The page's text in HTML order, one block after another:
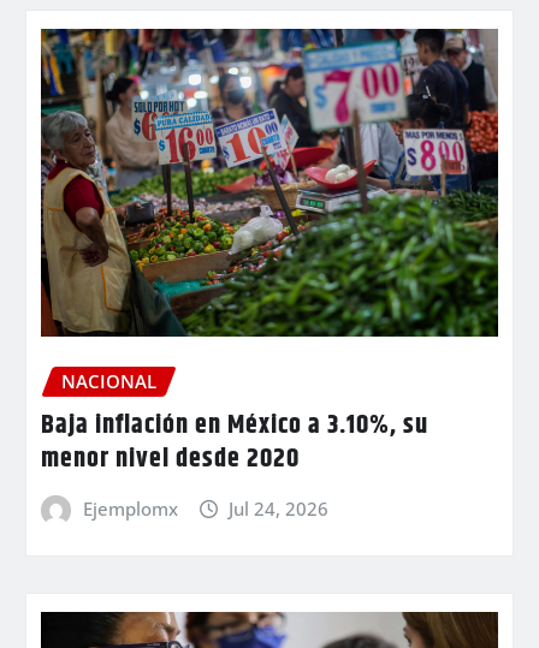
NACIONAL
Baja inflación en México a 3.10%, su
menor nivel desde 2020
Ejemplomx Jul 24, 2026